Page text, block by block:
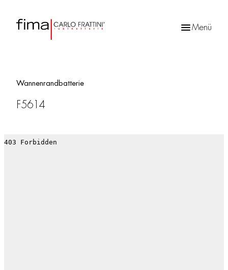
Menü
Wannenrandbatterie
F5614